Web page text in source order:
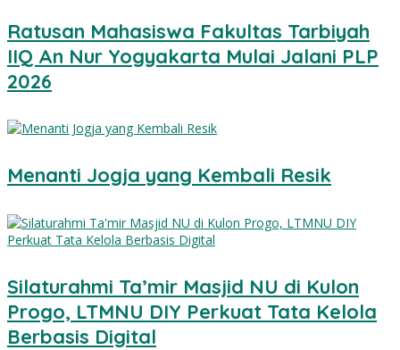
Ratusan Mahasiswa Fakultas Tarbiyah
IIQ An Nur Yogyakarta Mulai Jalani PLP
2026
Menanti Jogja yang Kembali Resik
Silaturahmi Ta’mir Masjid NU di Kulon
Progo, LTMNU DIY Perkuat Tata Kelola
Berbasis Digital